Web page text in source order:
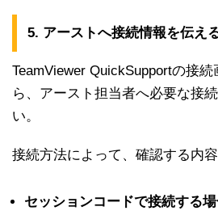
5. アーストへ接続情報を伝え
TeamViewer QuickSupportの接
ら、アースト担当者へ必要な接
い。
接続方法によって、確認する内容
セッションコードで接続する